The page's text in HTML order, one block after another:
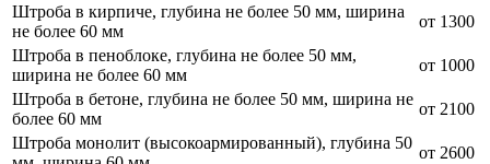
Штроба в кирпиче, глубина не более 50 мм, ширина
не более 60 мм
от 1300
Штроба в пеноблоке, глубина не более 50 мм,
ширина не более 60 мм
от 1000
Штроба в бетоне, глубина не более 50 мм, ширина не
более 60 мм
от 2100
Штроба монолит (высокоармированный), глубина 50
от 2600